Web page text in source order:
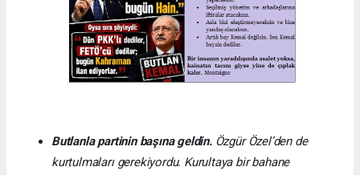
Butlanla partinin başına geldin.Özgür Özel’den de
kurtulmaları gerekiyordu. Kurultaya bir bahane